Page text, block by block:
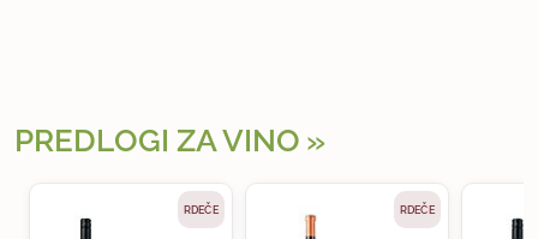
PREDLOGI ZA VINO
RDEČE RDEČE